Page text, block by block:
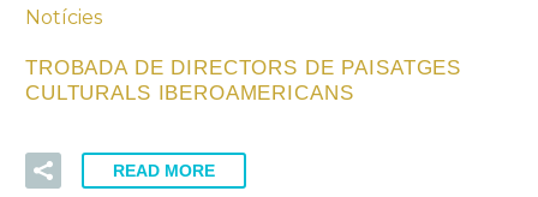
Notícies
TROBADA DE DIRECTORS DE PAISATGES
CULTURALS IBEROAMERICANS
READ MORE